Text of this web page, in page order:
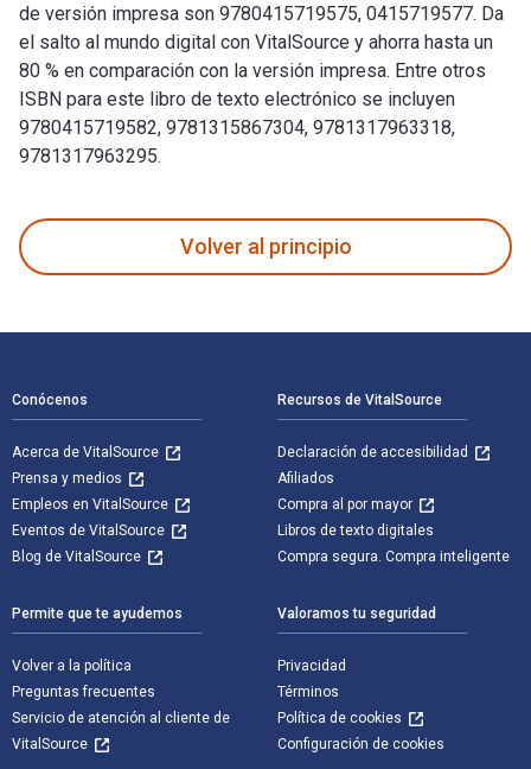
de versión impresa son 9780415719575, 0415719577. Da
el salto al mundo digital con VitalSource y ahorra hasta un
80 % en comparación con la versión impresa. Entre otros
ISBN para este libro de texto electrónico se incluyen
9780415719582, 9781315867304, 9781317963318,
9781317963295.
Volver al principio
Conócenos
Acerca de VitalSource
Prensa y medios
Empleos en VitalSource
Eventos de VitalSource
Blog de VitalSource
Recursos de VitalSource
Declaración de accesibilidad
Afiliados
Compra al por mayor
Libros de texto digitales
Compra segura. Compra inteligente
Permite que te ayudemos
Volver a la política
Preguntas frecuentes
Servicio de atención al cliente de
VitalSource
Valoramos tu seguridad
Privacidad
Términos
Política de cookies
Configuración de cookies